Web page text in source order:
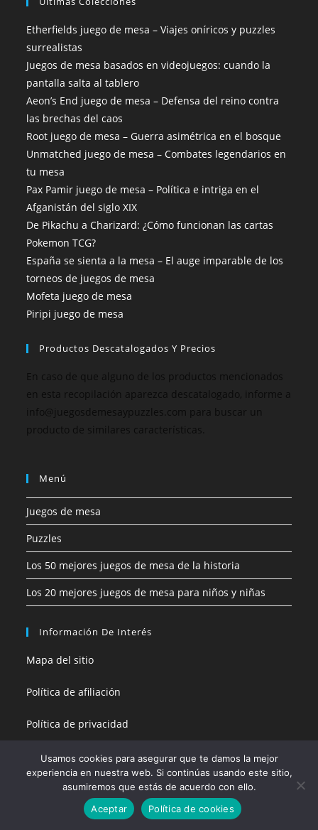
Etherfields juego de mesa – Viajes oníricos y puzzles
surrealistas
Juegos de mesa basados en videojuegos: cuando la
pantalla salta al tablero
Aeon’s End juego de mesa – Defensa del reino contra
las brechas del caos
Root juego de mesa – Guerra asimétrica en el bosque
Unmatched juego de mesa – Combates legendarios en
tu mesa
Pax Pamir juego de mesa – Política e intriga en el
Afganistán del siglo XIX
De Pikachu a Charizard: ¿Cómo funcionan las cartas
Pokemon TCG?
España se sienta a la mesa – El auge imparable de los
torneos de juegos de mesa
Mofeta juego de mesa
Piripi juego de mesa
Productos Descatalogados Y Precios
En caso de que alguno de los productos mencionados
en esta recopilación aparezca descatalogado, informe a
info@juegosdemesaypuzzles.com para buscar un
producto de similares características.
Menú
Juegos de mesa
Puzzles
Los 50 mejores juegos de mesa de la historia
Los 20 mejores juegos de mesa para niños y niñas
Información De Interés
Mapa del sitio
Política de afiliación
Política de privacidad
Política de cookies
Aviso legal
Usamos cookies para asegurar que te damos la mejor
experiencia en nuestra web. Si continúas usando este sitio,
asumiremos que estás de acuerdo con ello.
Aceptar
Política de cookies